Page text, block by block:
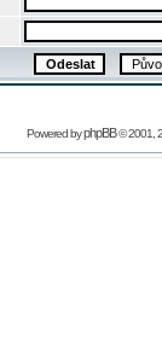
Powered byphpBB© 2001,